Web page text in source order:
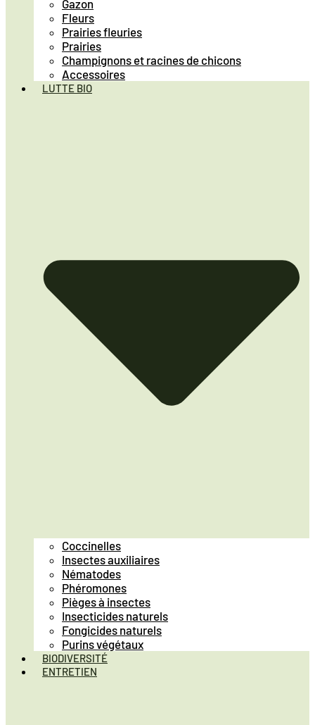
Gazon
Fleurs
Prairies fleuries
Prairies
Champignons et racines de chicons
Accessoires
LUTTE BIO
Coccinelles
Insectes auxiliaires
Nématodes
Phéromones
Pièges à insectes
Insecticides naturels
Fongicides naturels
Purins végétaux
BIODIVERSITÉ
ENTRETIEN